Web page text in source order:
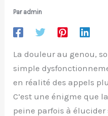
Par admin
La douleur au genou,
simple
en réalité des appels
C’est une énigme que
peine parfois à élucider